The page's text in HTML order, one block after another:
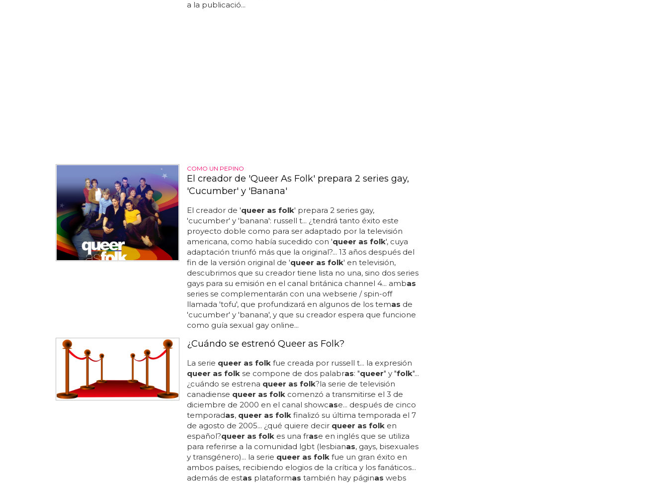
a la publicació...
COMO UN PEPINO
El creador de 'Queer As Folk' prepara 2 series gay,
'Cucumber' y 'Banana'
El creador de 'queer as folk' prepara 2 series gay,
'cucumber' y 'banana': russell t... ¿tendrá tanto éxito este
proyecto doble como para ser adaptado por la televisión
americana, como había sucedido con 'queer as folk', cuya
adaptación triunfó más que la original?... 13 años después del
fin de la versión original de 'queer as folk' en televisión,
descubrimos que su creador tiene lista no una, sino dos series
gays para su emisión en el canal británica channel 4... ambas
series se complementarán con una webserie / spin-off
llamada 'tofu', que profundizará en algunos de los temas de
'cucumber' y 'banana', y que su creador espera que funcione
como guía sexual gay online...
¿Cuándo se estrenó Queer as Folk?
La serie queer as folkfue creada por russell t... la expresión
queer as folkse compone de dos palabras: "queer" y "folk"...
¿cuándo se estrena queer as folk?la serie de televisión
canadiense queer as folkcomenzó a transmitirse el 3 de
diciembre de 2000 en el canal showcase... después de cinco
temporadas, queer as folkfinalizó su última temporada el 7
de agosto de 2005... ¿qué quiere decir queer as folken
español?queer as folkes una frase en inglés que se utiliza
para referirse a la comunidad lgbt (lesbianas, gays, bisexuales
y transgénero)... la serie queer as folkfue un gran éxito en
ambos países, recibiendo elogios de la crítica y los fanáticos...
además de estas plataformas también hay páginas webs